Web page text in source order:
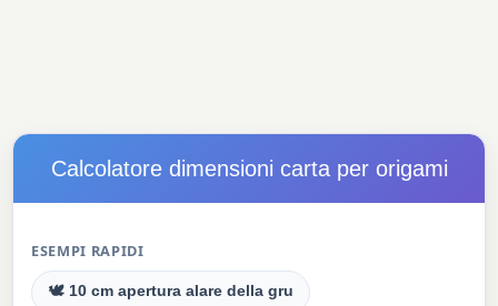
Calcolatore dimensioni carta per origami
ESEMPI RAPIDI
🕊 10 cm apertura alare della gru